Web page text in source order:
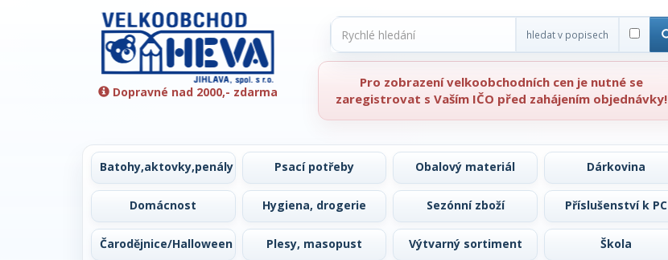
Dopravné nad 2000,- zdarma
hledat v popisech
Pro zobrazení velkoobchodních cen je nutné se
zaregistrovat s Vaším IČO před zahájením objednávky!
Batohy,aktovky,penály Psací potřeby Obalový materiál Dárkovina
Domácnost Hygiena, drogerie Sezónní zboží Příslušenství k PC
Čarodějnice/Halloween Plesy, masopust Výtvarný sortiment Škola